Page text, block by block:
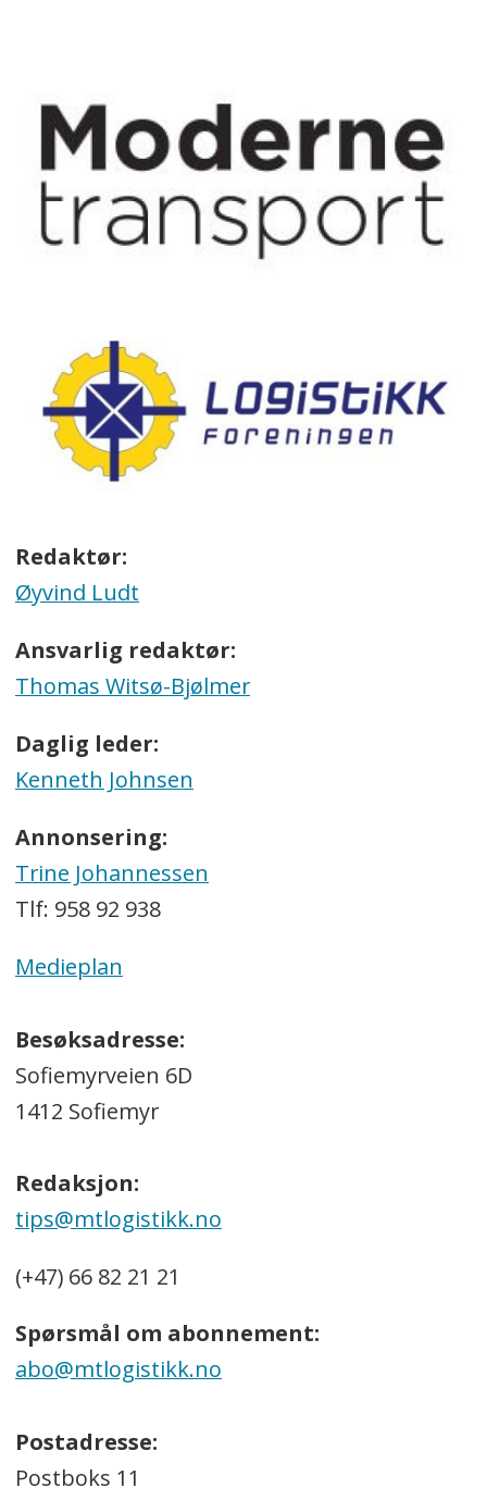
Redaktør:
Øyvind Ludt
Ansvarlig redaktør:
Thomas Witsø-Bjølmer
Daglig leder:
Kenneth Johnsen
Annonsering:
Trine Johannessen
Tlf: 958 92 938
Medieplan
Besøksadresse:
Sofiemyrveien 6D
1412 Sofiemyr
Redaksjon:
tips@mtlogistikk.no
(+47) 66 82 21 21
Spørsmål om abonnement:
abo@mtlogistikk.no
Postadresse:
Postboks 11